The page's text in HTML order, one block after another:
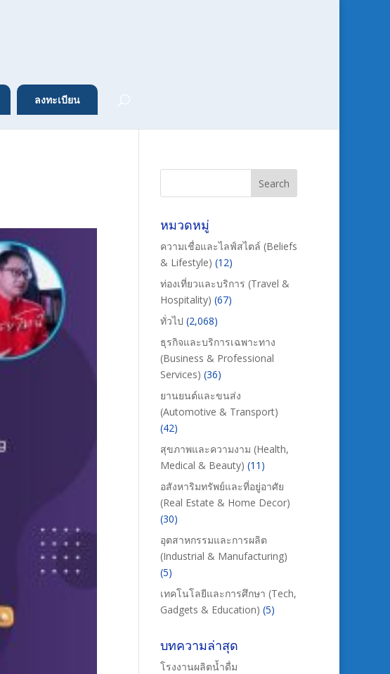
ลงทะเบียน
หมวดหมู่
ความเชื่อและไลฟ์สไตล์ (Beliefs
& Lifestyle) (12)
ท่องเที่ยวและบริการ (Travel &
Hospitality) (67)
ทั่วไป (2,068)
ธุรกิจและบริการเฉพาะทาง
(Business & Professional
Services) (36)
ยานยนต์และขนส่ง
(Automotive & Transport)
(42)
สุขภาพและความงาม (Health,
Medical & Beauty) (11)
อสังหาริมทรัพย์และที่อยู่อาศัย
(Real Estate & Home Decor)
(30)
อุตสาหกรรมและการผลิต
(Industrial & Manufacturing)
(5)
เทคโนโลยีและการศึกษา (Tech,
Gadgets & Education) (5)
บทความล่าสุด
โรงงานผลิตน้ำดื่ม